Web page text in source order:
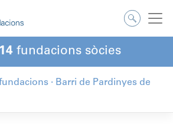
fundacions sòcies
· Barri de Pardinyes de